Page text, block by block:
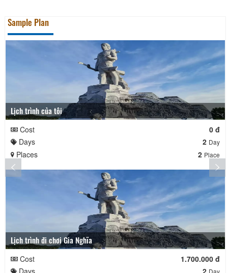
Sample Plan
Lịch trình của tôi
Cost
0 đ
Days
2 Day
Places 2 Place
Lịch trình đi chơi Gia Nghĩa
Cost
1.700.000 đ
Days
2 Day